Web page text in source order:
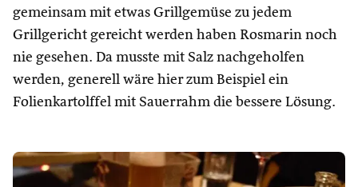
gemeinsam mit etwas Grillgemüse zu jedem
Grillgericht gereicht werden haben Rosmarin noch
nie gesehen. Da musste mit Salz nachgeholfen
werden, generell wäre hier zum Beispiel ein
Folienkartolffel mit Sauerrahm die bessere Lösung.